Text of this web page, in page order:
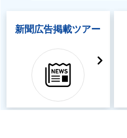
新聞広告掲載ツアー